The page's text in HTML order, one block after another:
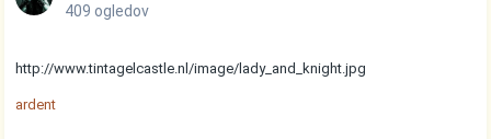
409 ogledov
http://www.tintagelcastle.nl/image/lady_and_knight.jpg
ardent